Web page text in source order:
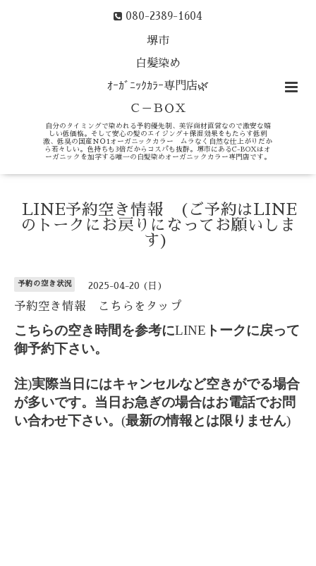
080-2389-1604
堺市
白髪染め
ｵｰｶﾞﾆｯｸｶﾗｰ専門店🌿
Ｃ－ＢＯＸ
自分のタイミングで染めれる予約優先制、美容商材直営なので激安な嬉
しい低価格。そして安心の髪のエイジング＋保湿効果をもたらす低刺
激、低臭の国産ＮＯ1オーガニックカラー ムラなく自然な仕上がりだか
ら若々しい。色持ちも3倍だからコスパも抜群。堺市にあるC-BOXはオ
ーガニックを加学する唯一の白髪染めオーガニックカラー専門店です。
LINE予約空き情報 (ご予約はLINE
のトークにお戻りになってお願いしま
す)
予約の空き状況 2025-04-20 (日)
予約空き情報 こちらをタップ
こちらの空き時間を参考にLINE トークに戻って
御予約下さい。
注)実際当日にはキャンセルなど空きがでる場合
が多いです。当日お急ぎの場合はお電話でお問
い合わせ下さい。 (最新の情報とは限りません)